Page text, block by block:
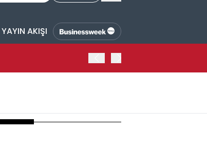
YAYIN AKIŞI